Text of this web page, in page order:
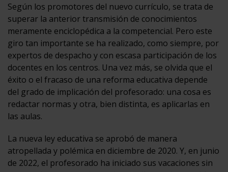
Según los promotores del nuevo currículo, se trata de
superar la anterior transmisión de conocimientos
meramente enciclopédica a la competencial. Pero este
giro tan importante se ha realizado, como siempre, por
expertos de despacho y con escasa participación de los
docentes en los centros. Una vez más, se olvida que el
éxito o el fracaso de una reforma educativa depende
del grado de implicación del profesorado: una cosa es
redactar normas y otra, bien distinta, es aplicarlas en
las aulas.
La nueva ley educativa se aprobó de manera
atropellada y polémica en diciembre de 2020. Y, en junio
de 2022, el profesorado ha iniciado sus vacaciones sin